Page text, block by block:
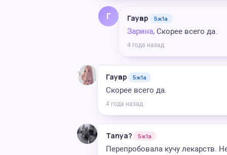
Г Гауһар 5ж1а
Зарина, Скорее всего да.
4 года назад
Гауһар 5ж1а
Скорее всего да.
4 года назад
Tanya? 5ж1а
Перепробовала кучу лекарств.